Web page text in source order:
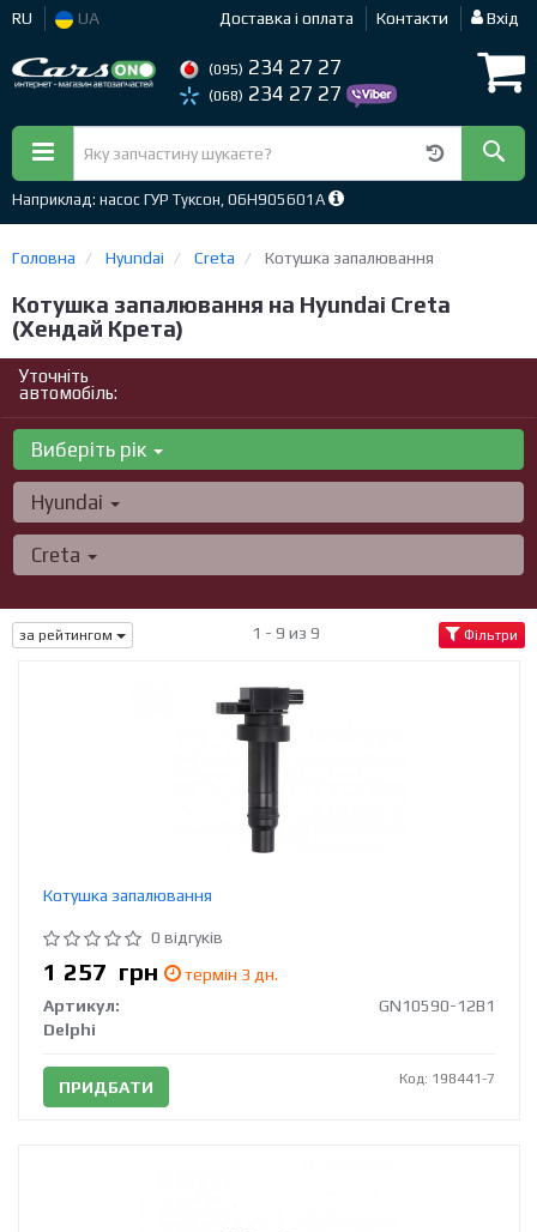
RU UA Доставка і оплата Контакти Вхід
(095) 234 27 27
(068) 234 27 27
Наприклад: насос ГУР Туксон, 06H905601A
Головна Hyundai Creta Котушка запалювання
Котушка запалювання на Hyundai Creta
(Хендай Крета)
Уточніть
автомобіль:
Виберіть рік
Hyundai
Creta
за рейтингом 1 - 9 из 9 Фільтри
Котушка запалювання
0 відгуків
1 257 грн
термін 3 дн.
Артикул:
GN10590-12B1
Delphi
ПРИДБАТИ Код: 198441-7